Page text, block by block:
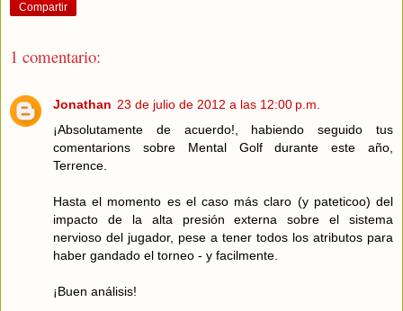
Compartir
1 comentario:
Jonathan 23 de julio de 2012 a las 12:00 p.m.
¡Absolutamente de acuerdo!, habiendo seguido tus
comentarions sobre Mental Golf durante este año,
Terrence.
Hasta el momento es el caso más claro (y pateticoo) del
impacto de la alta presión externa sobre el sistema
nervioso del jugador, pese a tener todos los atributos para
haber gandado el torneo - y facilmente.
¡Buen análisis!